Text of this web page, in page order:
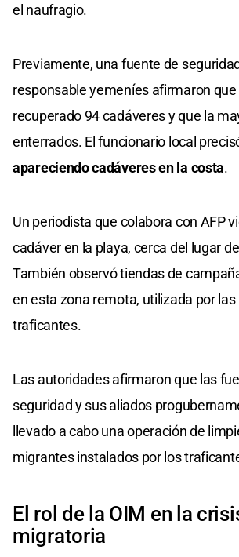
el naufragio.
Previamente, una fuente de
responsable yemeníes afirmaron que
recuperado 94 cadáveres y que la
enterrados. El funcionario local
apareciendo cadáveres en la costa.
Un periodista que colabora con AFP
cadáver en la playa, cerca del lugar
También observó tiendas de
en esta zona remota, utilizada por las
traficantes.
Las autoridades afirmaron que las
seguridad y sus aliados
llevado a cabo una operación de
migrantes instalados por los
El rol de la OIM en la
migratoria